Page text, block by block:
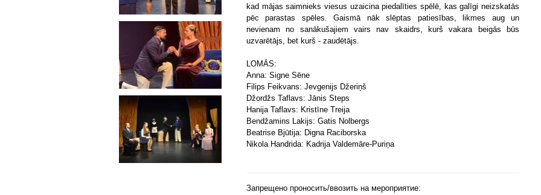
kad mājas saimnieks viesus uzaicina piedalīties spēlē, kas galīgi neizskatās
pēc parastas spēles. Gaismā nāk slēptas patiesības, likmes aug un
nevienam no sanākušajiem vairs nav skaidrs, kurš vakara beigās būs
uzvarētājs, bet kurš - zaudētājs.
LOMĀS:
Anna: Signe Sēne
Filips Feikvans: Jevgenijs Džeriņš
Džordžs Taflavs: Jānis Steps
Hanija Taflavs: Kristīne Treija
Bendžamins Lakijs: Gatis Nolbergs
Beatrise Bjūtija: Digna Raciborska
Nikola Handrida: Kadrija Valdemāre-Puriņa
Запрещено проносить/ввозить на мероприятие: